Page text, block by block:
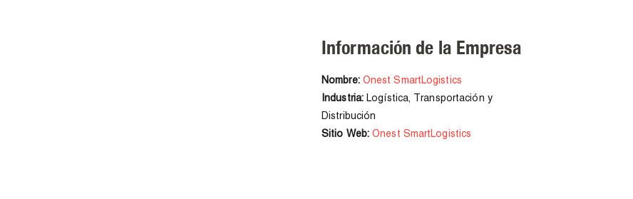
Información de la Empresa
Nombre: Onest SmartLogistics
Industria: Logística, Transportación y
Distribución
Sitio Web: Onest SmartLogistics